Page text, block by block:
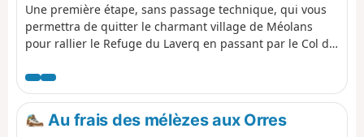
Une première étape, sans passage technique, qui vous
permettra de quitter le charmant village de Méolans
pour rallier le Refuge du Laverq en passant par le Col de
massifs de l'Ubbaye et sur la vallée du Laverq, avec une
flore très présente, dont de magnifiques edelweiss Ces
premiers kilomètres de ce GR® mettront à rude épreuve
vos jambes avec ses 1250 m de D+.
Au frais des mélèzes aux Orres